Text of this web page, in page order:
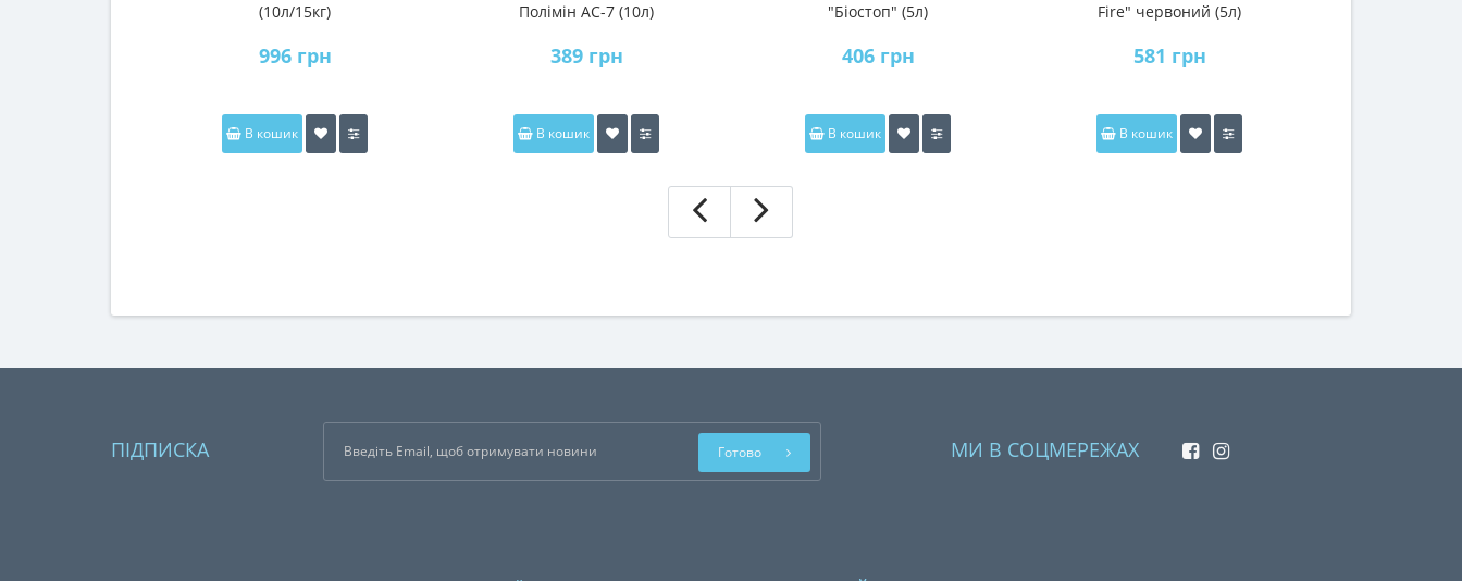
(10л/15кг)
996 грн
В кошик
Полімін АС-7 (10л)
389 грн
В кошик
"Біостоп" (5л)
406 грн
В кошик
Fire" червоний (5л)
581 грн
В кошик
ПІДПИСКА Готово МИ В СОЦМЕРЕЖАХ